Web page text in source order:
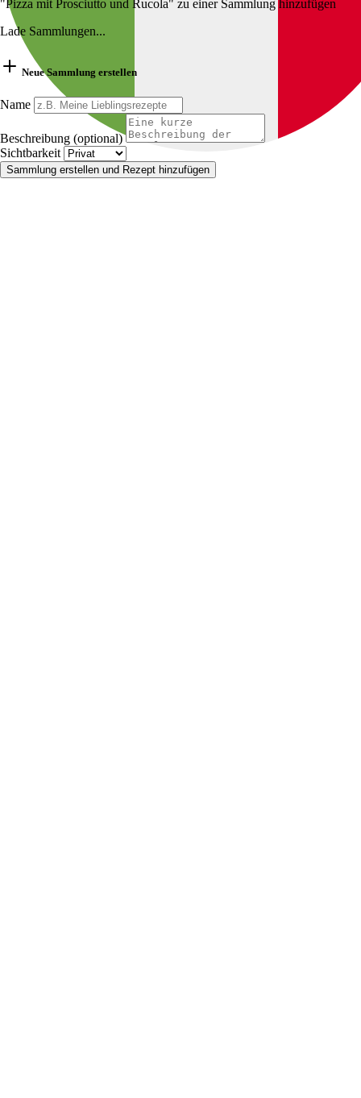
"Pizza mit Prosciutto und Rucola" zu einer Sammlung hinzufügen
Lade Sammlungen...
Neue Sammlung erstellen
Name
Beschreibung (optional)
Sichtbarkeit
Sammlung erstellen und Rezept hinzufügen